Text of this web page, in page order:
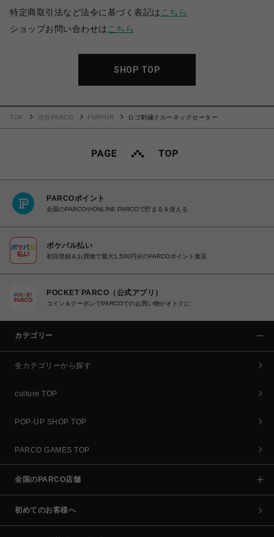
特定商取引法など法令に基づく表記は こちら
ショップお問い合わせは こちら
SHOP TOP
TOP 渋谷PARCO FURFUR ロゴ刺繍クルーネックセーター
PARCOポイント
全国のPARCOやONLINE PARCOで貯まる＆使える
ポケパル払い
初回登録＆お買物で最大1,500円分のPARCOポイント進呈
POCKET PARCO（公式アプリ）
コイン＆クーポンでPARCOでのお買い物がオトクに
カテゴリー
全カテゴリーから探す
culture TOP
POP-UP SHOP TOP
PARCO GAMES TOP
全国のPARCO店舗
初めてのお客様へ